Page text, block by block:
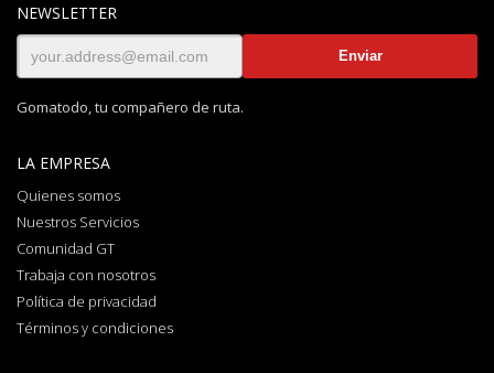
NEWSLETTER
Gomatodo, tu compañero de ruta.
LA EMPRESA
Quienes somos
Nuestros Servicios
Comunidad GT
Trabaja con nosotros
Política de privacidad
Términos y condiciones